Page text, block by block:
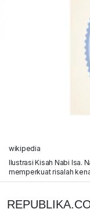
wikipedia
Ilustrasi Kisah Nabi Isa.
memperkuat risalah